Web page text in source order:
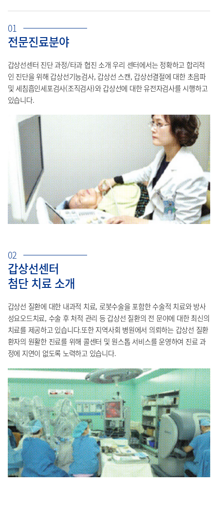
01
전문진료분야
갑상선센터 진단 과정/타과 협진 소개 우리 센터에서는 정확하고 합리적
인 진단을 위해 갑상선기능검사, 갑상선 스캔, 갑상선결절에 대한 초음파
및 세침흡인세포검사(조직검사)와 갑상선에 대한 유전자검사를 시행하고
있습니다.
02
갑상선센터
첨단 치료 소개
갑상선 질환에 대한 내과적 치료, 로봇수술을 포함한 수술적 치료와 방사
성요오드치료, 수술 후 처적 관리 등 갑상선 질환의 전 문야에 대한 최신의
치료를 제공하고 있습니다.또한 지역사회 병원에서 의뢰하는 갑상선 질환
환자의 원활한 진료를 위해 콜센터 및 원스톱 서비스를 운영하여 진료 과
정에 지연이 없도록 노력하고 있습니다.